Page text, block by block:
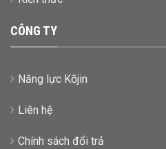
CÔNG TY
Năng lực Kōjin
Liên hệ
Chính sách đổi trả